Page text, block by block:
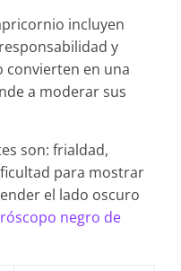
incluyen
y
convierten en una
a moderar sus
son: frialdad,
para mostrar
el lado oscuro
negro de